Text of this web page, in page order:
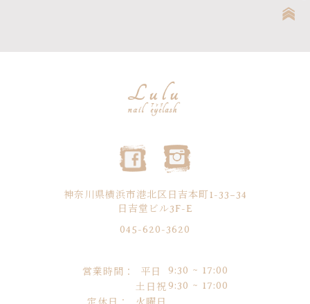
神奈川県横浜市港北区日吉本町1-33−34
日吉堂ビル3F-E
045-620-3620
営業時間： 平日
9:30 ~ 17:00
土日祝 9:30 ~ 17:00